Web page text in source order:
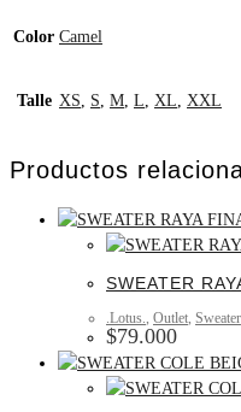
Color Camel
Talle XS S M L XL XXL
Productos
SWEATER
.Lotus., Outlet, Sweater
$79.000